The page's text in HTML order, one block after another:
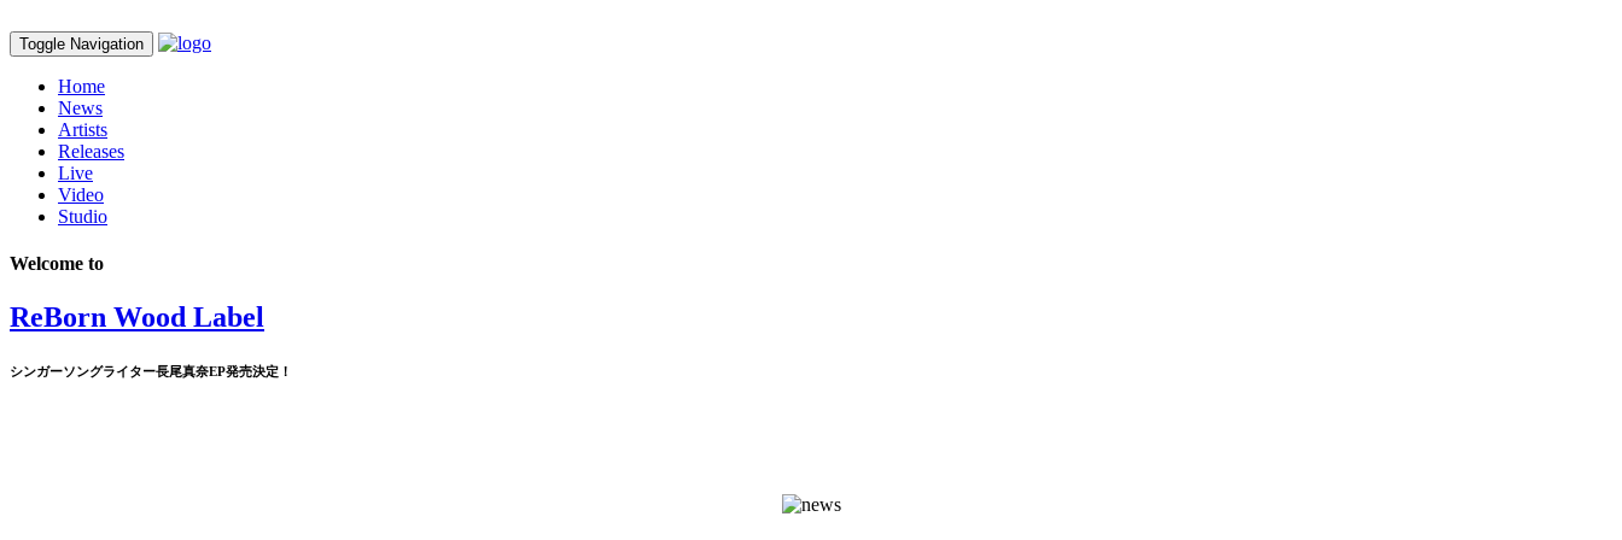
Toggle Navigation
Home
News
Artists
Releases
Live
Video
Studio
Welcome to
ReBorn Wood Label
シンガーソングライター長尾真奈EP発売決定！